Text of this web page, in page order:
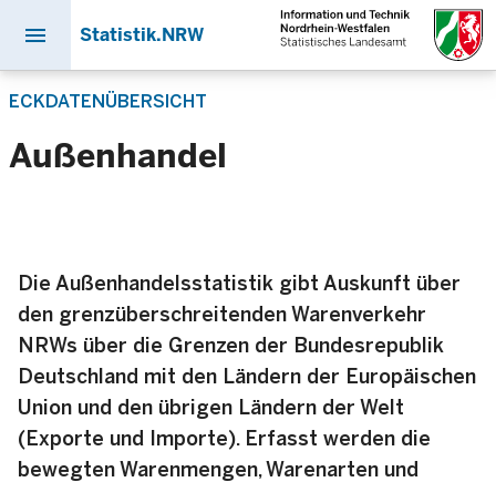
zum
menu Statistik.NRW
ECKDATENÜBERSICHT
Außenhandel
Die Außenhandelsstatistik gibt Auskunft über
den grenzüberschreitenden Warenverkehr
NRWs über die Grenzen der Bundesrepublik
Deutschland mit den Ländern der Europäischen
Union und den übrigen Ländern der Welt
(Exporte und Importe). Erfasst werden die
bewegten Warenmengen, Warenarten und